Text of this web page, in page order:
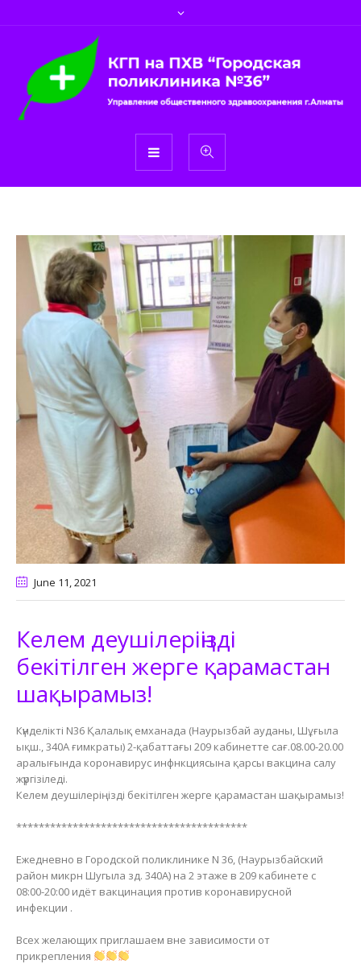
June 11, 2021
Келем деушілеріңізді
бекітілген жерге қарамастан
шақырамыз!
Күнделікті N36 Қалалық емханада (Наурызбай ауданы, Шұғыла
ықш., 340А ғимкраты) 2-қабаттағы 209 кабинетте сағ.08.00-20.00
аралығында коронавирус инфнкциясына қарсы вакцина салу
жүргізіледі.
Келем деушілеріңізді бекітілген жерге қарамастан шақырамыз!
*****************************************
Ежедневно в Городской поликлинике N 36, (Наурызбайский
район микрн Шугыла зд. 340А) на 2 этаже в 209 кабинете с
08:00-20:00 идёт вакцинация против коронавирусной
инфекции .
Всех желающих приглашаем вне зависимости от
прикрепления